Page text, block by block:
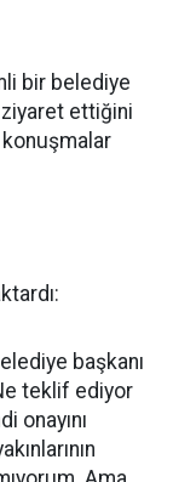
bir belediye
ziyaret ettiğini
başkanı
teklif ediyor
onayını